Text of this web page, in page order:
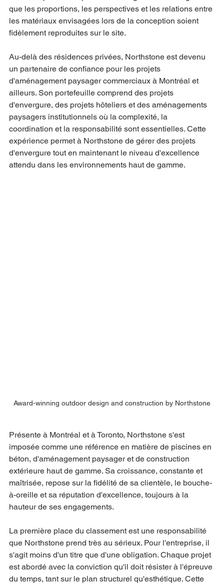
que les proportions, les perspectives et les relations entre
les matériaux envisagées lors de la conception soient
fidèlement reproduites sur le site.
Au-delà des résidences privées, Northstone est devenu
un partenaire de confiance pour les projets
d'aménagement paysager commerciaux à Montréal et
ailleurs. Son portefeuille comprend des projets
d'envergure, des projets hôteliers et des aménagements
paysagers institutionnels où la complexité, la
coordination et la responsabilité sont essentielles. Cette
expérience permet à Northstone de gérer des projets
d'envergure tout en maintenant le niveau d'excellence
attendu dans les environnements haut de gamme.
Award-winning outdoor design and construction by Northstone
Présente à Montréal et à Toronto, Northstone s'est
imposée comme une référence en matière de piscines en
béton, d'aménagement paysager et de construction
extérieure haut de gamme. Sa croissance, constante et
maîtrisée, repose sur la fidélité de sa clientèle, le bouche-
à-oreille et sa réputation d'excellence, toujours à la
hauteur de ses engagements.
La première place du classement est une responsabilité
que Northstone prend très au sérieux. Pour l'entreprise, il
s'agit moins d'un titre que d'une obligation. Chaque projet
est abordé avec la conviction qu'il doit résister à l'épreuve
du temps, tant sur le plan structurel qu'esthétique. Cette